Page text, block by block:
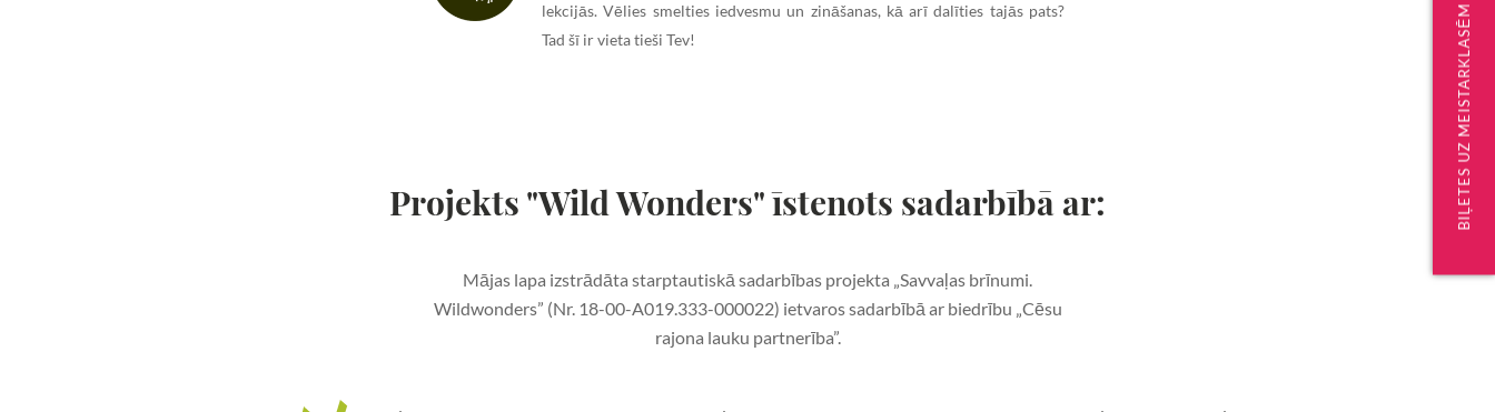
lekcijās. Vēlies smelties iedvesmu un zināšanas, kā arī dalīties tajās pats?
Tad šī ir vieta tieši Tev!
Projekts "Wild Wonders" īstenots sadarbībā ar:
Mājas lapa izstrādāta starptautiskā sadarbības projekta „Savvaļas brīnumi.
Wildwonders” (Nr. 18-00-A019.333-000022) ietvaros sadarbībā ar biedrību „Cēsu
rajona lauku partnerība”.
BIĻETES UZ MEISTARKLASĒM